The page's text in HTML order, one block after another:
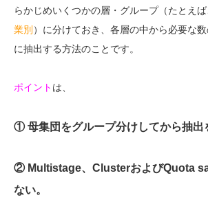
らかじめいくつかの層・グループ（たとえ
業別）に分けておき、各層の中から必要な
に抽出する方法のことです。
ポイント は、
① 母集団をグループ分けしてから抽出
② Multistage、ClusterおよびQuota
ない。